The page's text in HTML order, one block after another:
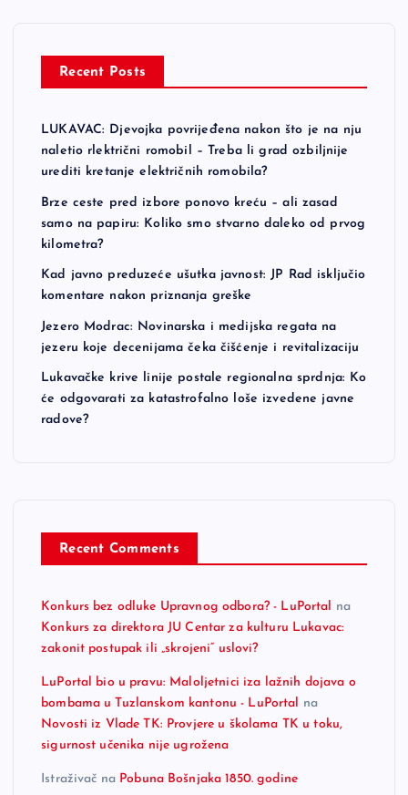
Recent Posts
LUKAVAC: Djevojka povrijeđena nakon što je na nju
naletio rlektrični romobil – Treba li grad ozbiljnije
urediti kretanje električnih romobila?
Brze ceste pred izbore ponovo kreću – ali zasad
samo na papiru: Koliko smo stvarno daleko od prvog
kilometra?
Kad javno preduzeće ušutka javnost: JP Rad isključio
komentare nakon priznanja greške
Jezero Modrac: Novinarska i medijska regata na
jezeru koje decenijama čeka čišćenje i revitalizaciju
Lukavačke krive linije postale regionalna sprdnja: Ko
će odgovarati za katastrofalno loše izvedene javne
radove?
Recent Comments
Konkurs bez odluke Upravnog odbora? - LuPortal na
Konkurs za direktora JU Centar za kulturu Lukavac:
zakonit postupak ili „skrojeni“ uslovi?
LuPortal bio u pravu: Maloljetnici iza lažnih dojava o
bombama u Tuzlanskom kantonu - LuPortal na
Novosti iz Vlade TK: Provjere u školama TK u toku,
sigurnost učenika nije ugrožena
Istraživač na Pobuna Bošnjaka 1850. godine